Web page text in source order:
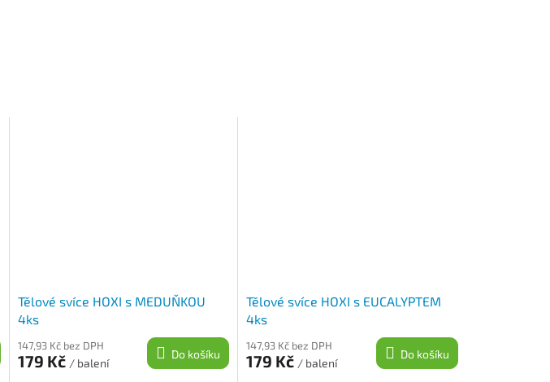
Tělové svíce HOXI s MEDUŇKOU
4ks
147,93 Kč bez DPH
179 Kč / balení
Do košíku
Tělové svíce HOXI s EUCALYPTEM
4ks
147,93 Kč bez DPH
179 Kč / balení
Do košíku